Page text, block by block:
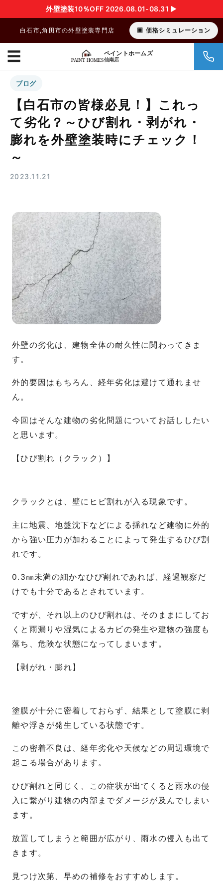
外壁塗装10％OFF 2026.08.01-08.31 ▶︎
白石市,角田市の外壁塗装専門店 価格シミュレーション
ペイントホームズ
仙南店
☰
ブログ
【白石市の皆様必見！】これっ
て劣化？～ひび割れ・剥がれ・
膨れを外壁塗装時にチェック！
～
2023.11.21
外壁の劣化は、建物全体の耐久性に関わってきま
す。
外的要因はもちろん、経年劣化は避けて通れませ
ん。
今回はそんな建物の劣化問題についてお話ししたい
と思います。
【ひび割れ（クラック）】
クラックとは、壁にヒビ割れが入る現象です。
主に地震、地盤沈下などによる揺れなど建物に外的
から強い圧力が加わることによって発生するひび割
れです。
0.3㎜未満の細かなひび割れであれば、経過観察だ
けでも十分であるとされています。
ですが、それ以上のひび割れは、そのままにしてお
くと雨漏りや湿気によるカビの発生や建物の強度も
落ち、危険な状態になってしまいます。
【剥がれ・膨れ】
塗膜が十分に密着しておらず、結果として塗膜に剥
離や浮きが発生している状態です。
この密着不良は、経年劣化や天候などの周辺環境で
起こる場合があります。
ひび割れと同じく、この症状が出てくると雨水の侵
入に繋がり建物の内部までダメージが及んでしまい
ます。
放置してしまうと範囲が広がり、雨水の侵入も出て
きます。
見つけ次第、早めの補修をおすすめします。